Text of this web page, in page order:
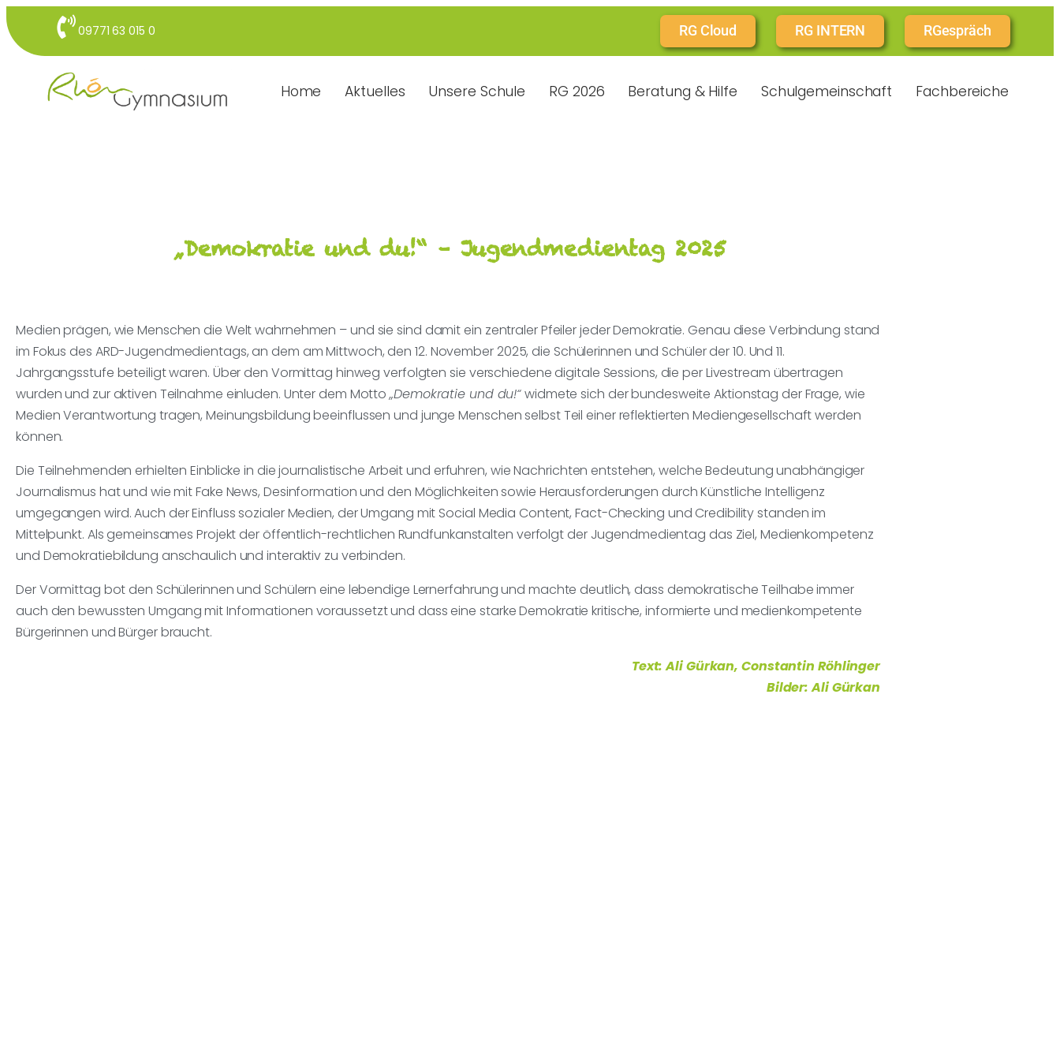
09771 63 015 0 RG Cloud RG INTERN RGespräch
Home Aktuelles Unsere Schule RG 2026 Beratung & Hilfe Schulgemeinschaft Fachbereiche
„Demokratie und du!“ – Jugendmedientag 2025
Medien prägen, wie Menschen die Welt wahrnehmen – und sie sind damit ein zentraler Pfeiler jeder Demokratie. Genau diese Verbindung stand
im Fokus des ARD-Jugendmedientags, an dem am Mittwoch, den 12. November 2025, die Schülerinnen und Schüler der 10. Und 11.
Jahrgangsstufe beteiligt waren. Über den Vormittag hinweg verfolgten sie verschiedene digitale Sessions, die per Livestream übertragen
wurden und zur aktiven Teilnahme einluden. Unter dem Motto„Demokratie und du!“widmete sich der bundesweite Aktionstag der Frage, wie
Medien Verantwortung tragen, Meinungsbildung beeinflussen und junge Menschen selbst Teil einer reflektierten Mediengesellschaft werden
können.
Die Teilnehmenden erhielten Einblicke in die journalistische Arbeit und erfuhren, wie Nachrichten entstehen, welche Bedeutung unabhängiger
Journalismus hat und wie mit Fake News, Desinformation und den Möglichkeiten sowie Herausforderungen durch Künstliche Intelligenz
umgegangen wird. Auch der Einfluss sozialer Medien, der Umgang mit Social Media Content, Fact-Checking und Credibility standen im
Mittelpunkt. Als gemeinsames Projekt der öffentlich-rechtlichen Rundfunkanstalten verfolgt der Jugendmedientag das Ziel, Medienkompetenz
und Demokratiebildung anschaulich und interaktiv zu verbinden.
Der Vormittag bot den Schülerinnen und Schülern eine lebendige Lernerfahrung und machte deutlich, dass demokratische Teilhabe immer
auch den bewussten Umgang mit Informationen voraussetzt und dass eine starke Demokratie kritische, informierte und medienkompetente
Bürgerinnen und Bürger braucht.
Text: Ali Gürkan, Constantin Röhlinger
Bilder: Ali Gürkan